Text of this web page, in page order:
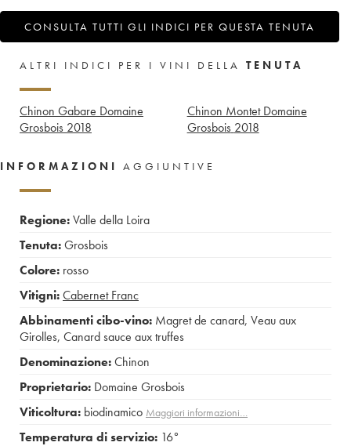
CONSULTA TUTTI GLI INDICI PER QUESTA TENUTA
ALTRI INDICI PER I VINI DELLA TENUTA
Chinon Gabare Domaine
Grosbois 2018
Chinon Montet Domaine
Grosbois 2018
INFORMAZIONI AGGIUNTIVE
Regione:Valle della Loira
Tenuta:Grosbois
Colore: rosso
Vitigni:Cabernet Franc
Abbinamenti cibo-vino: Magret de canard, Veau aux
Girolles, Canard sauce aux truffes
Denominazione:Chinon
Proprietario: Domaine Grosbois
Viticoltura: biodinamico Maggiori informazioni…
Temperatura di servizio: 16°